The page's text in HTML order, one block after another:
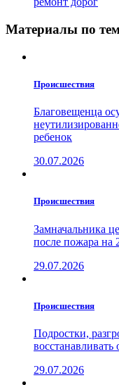
Материалы по
Проиcшествия
Благовещенца
ребенок
30.07.2026
Проиcшествия
Замначальника
после пожара на
29.07.2026
Проиcшествия
Подростки,
восстанавливать
29.07.2026